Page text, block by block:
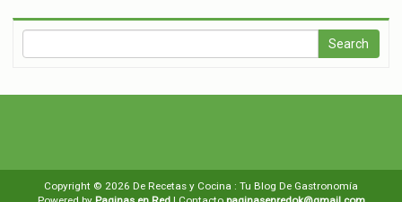
Copyright © 2026 De Recetas y Cocina : Tu Blog De Gastronomía